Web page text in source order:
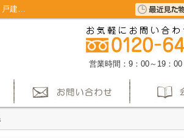
大同町駅のマンション、戸建、土地、投資マンション、アパート(棟)、マンション(棟)、ビル、戸建、店舗事務所、その他、土地一覧｜仲介手数料無料！名古屋市で新築戸建てを探すならAplace
営業時間：9：00～19：00